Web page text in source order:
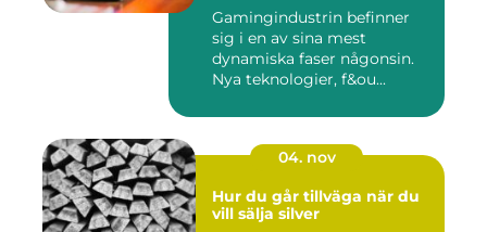
Gamingindustrin befinner
sig i en av sina mest
dynamiska faser någonsin.
Nya teknologier, f&ou...
04. nov
Hur du går tillväga när du
vill sälja silver